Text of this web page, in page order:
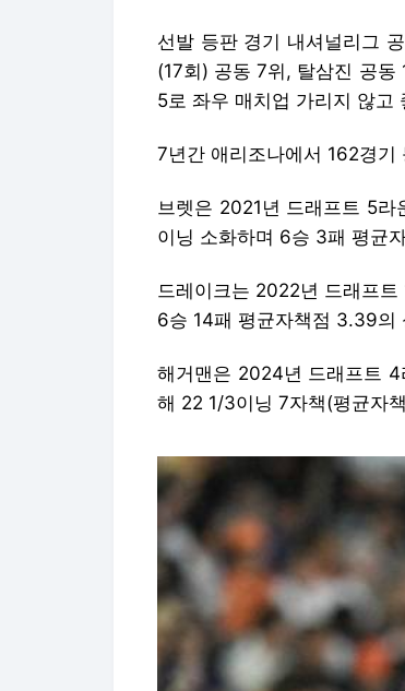
선발 등판 경기 내셔널리그
(17회) 공동 7위, 탈삼진 공
5로 좌우 매치업 가리지 않고
7년간 애리조나에서 162경
브렛은 2021년 드래프트 5
이닝 소화하며 6승 3패 평균
드레이크는 2022년 드래프트
6승 14패 평균자책점 3.39의
해거맨은 2024년 드래프트
해 22 1/3이닝 7자책(평균자